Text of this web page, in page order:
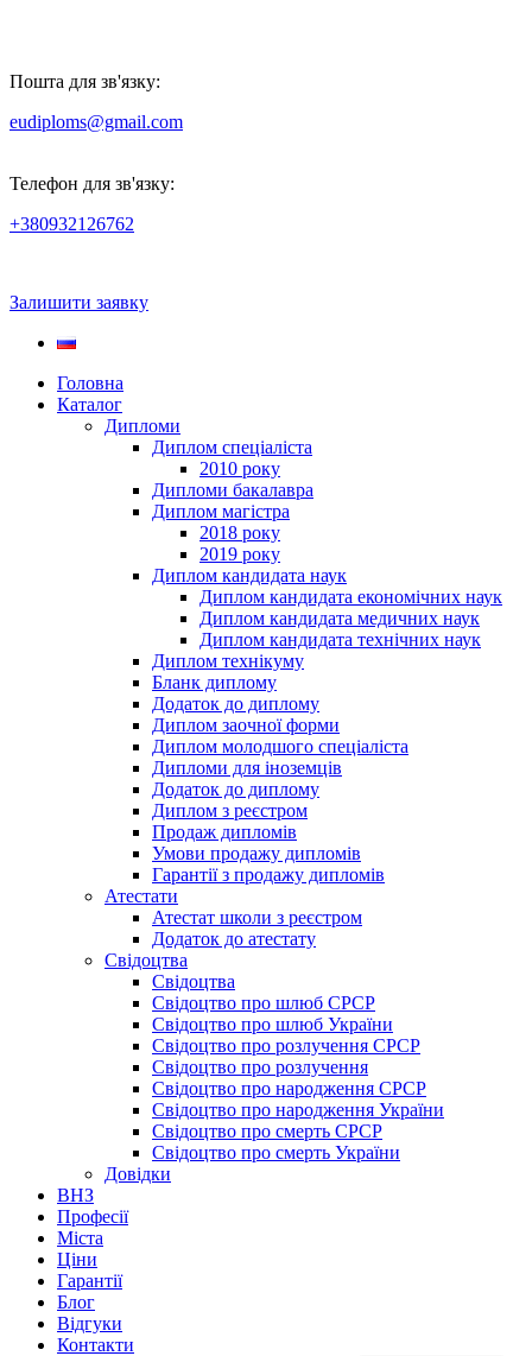
Пошта для зв'язку:
eudiploms@gmail.com
Телефон для зв'язку:
+380932126762
Залишити заявку
Головна
Каталог
Дипломи
Диплом спеціаліста
2010 року
Дипломи бакалавра
Диплом магістра
2018 року
2019 року
Диплом кандидата наук
Диплом кандидата економічних наук
Диплом кандидата медичних наук
Диплом кандидата технічних наук
Диплом технікуму
Бланк диплому
Додаток до диплому
Диплом заочної форми
Диплом молодшого спеціаліста
Дипломи для іноземців
Додаток до диплому
Диплом з реєстром
Продаж дипломів
Умови продажу дипломів
Гарантії з продажу дипломів
Атестати
Атестат школи з реєстром
Додаток до атестату
Свідоцтва
Свідоцтва
Свідоцтво про шлюб СРСР
Свідоцтво про шлюб України
Свідоцтво про розлучення СРСР
Свідоцтво про розлучення
Свідоцтво про народження СРСР
Свідоцтво про народження України
Свідоцтво про смерть СРСР
Свідоцтво про смерть України
Довідки
ВНЗ
Професії
Міста
Ціни
Гарантії
Блог
Відгуки
Контакти